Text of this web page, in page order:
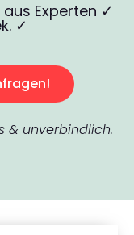
Experten ✓
✓
& unverbindlich.